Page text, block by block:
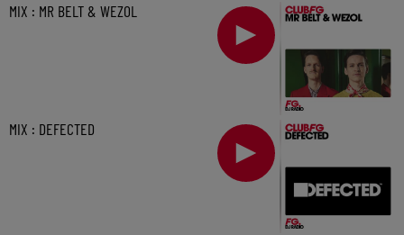
MIX : MR BELT & WEZOL
MIX : DEFECTED